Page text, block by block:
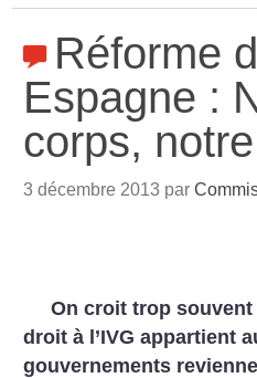
Réforme
Espagne :
corps,
3 décembre 2013 par
On croit trop
droit à l’IVG appartient
gouvernements